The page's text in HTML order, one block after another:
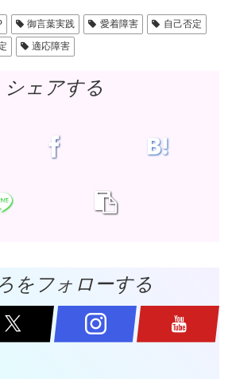
御言葉実践 愛着障害
自己否定
適応障害
シェアする
をフォローする